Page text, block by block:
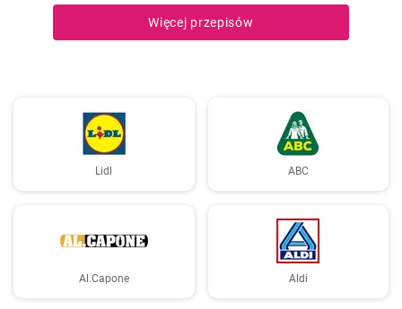
goździkami, tworzą niesamowite połączenie z ciastem. Doskonała
na spotkanie z rodziną czy przyjaciółmi.
Więcej przepisów
Lidl ABC
Al.Capone Aldi